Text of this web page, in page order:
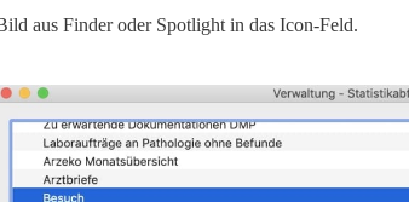
aus Finder oder Spotlight in das Icon-Feld.